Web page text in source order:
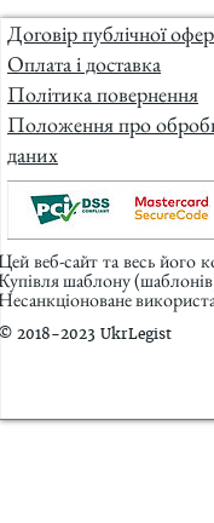
Договір публічної
Оплата і доставка
Політика повернення
Положення про
даних
веб-сайт та весь його
шаблону
2018-2023 UkrLegist